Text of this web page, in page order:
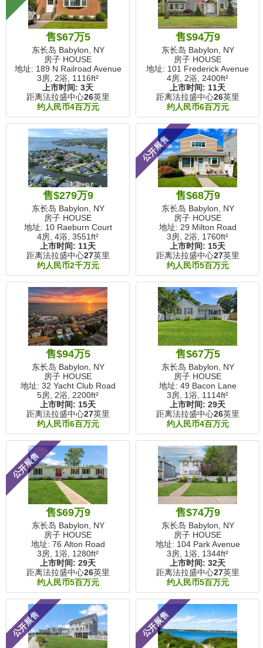
售$67万5
东长岛 Babylon, NY
房子 HOUSE
地址: 189 N Railroad Avenue
3房, 2浴, 1116ft²
上市时间: 3天
距离法拉盛中心26英里
约人民币4百万元
售$94万9
东长岛 Babylon, NY
房子 HOUSE
地址: 101 Frederick Avenue
4房, 2浴, 2400ft²
上市时间: 11天
距离法拉盛中心26英里
约人民币6百万元
售$279万9
东长岛 Babylon, NY
房子 HOUSE
地址: 10 Raeburn Court
4房, 4浴, 3551ft²
上市时间: 11天
距离法拉盛中心27英里
约人民币2千万元
公开展售
售$68万9
东长岛 Babylon, NY
房子 HOUSE
地址: 29 Milton Road
3房, 2浴, 1760ft²
上市时间: 15天
距离法拉盛中心27英里
约人民币5百万元
售$94万5
东长岛 Babylon, NY
房子 HOUSE
地址: 32 Yacht Club Road
5房, 2浴, 2200ft²
上市时间: 15天
距离法拉盛中心27英里
约人民币6百万元
售$67万5
东长岛 Babylon, NY
房子 HOUSE
地址: 49 Bacon Lane
3房, 1浴, 1114ft²
上市时间: 29天
距离法拉盛中心26英里
约人民币4百万元
公开展售
售$69万9
东长岛 Babylon, NY
房子 HOUSE
地址: 76 Alton Road
3房, 1浴, 1280ft²
上市时间: 29天
距离法拉盛中心26英里
约人民币5百万元
售$74万9
东长岛 Babylon, NY
房子 HOUSE
地址: 104 Park Avenue
3房, 1浴, 1344ft²
上市时间: 32天
距离法拉盛中心27英里
约人民币5百万元
公开展售 公开展售